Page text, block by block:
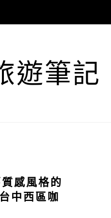
遊筆記
感風格的
中西區咖